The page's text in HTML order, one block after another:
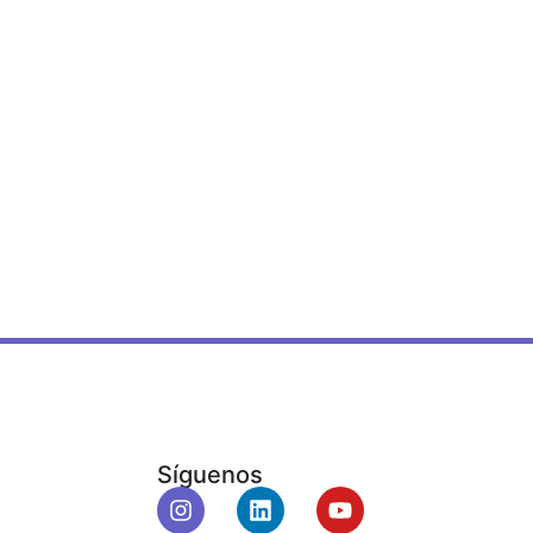
Síguenos